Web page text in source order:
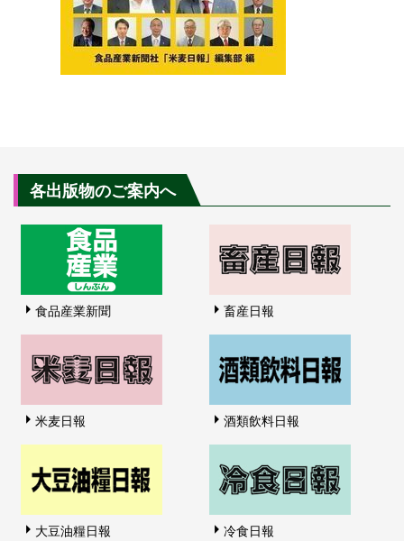
各出版物のご案内へ
食品産業新聞 畜産日報
米麦日報 酒類飲料日報
大豆油糧日報 冷食日報